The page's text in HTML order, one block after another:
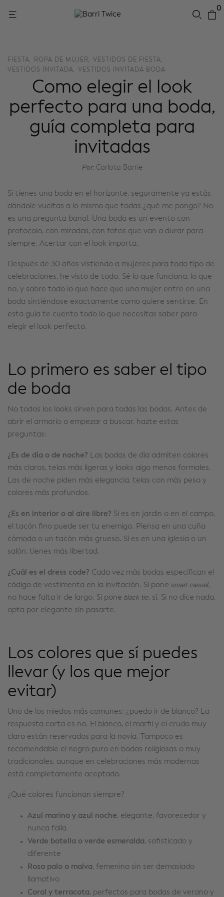
0
FIESTA ROPA DE MUJER
VESTIDOS DE FIESTA
VESTIDOS INVITADA
VESTIDOS INVITADA BODA
Como elegir el look
perfecto para una boda,
guía completa para
invitadas
Por Carlota Barrie
Si tienes una boda en el horizonte, seguramente ya estás
dándole vueltas a lo mismo que todas ¿qué me pongo? No
es una pregunta banal. Una boda es un evento con
protocolo, con miradas, con fotos que van a durar para
siempre. Acertar con el look importa.
Después de 30 años vistiendo a mujeres para todo tipo de
celebraciones, he visto de todo. Sé lo que funciona, lo que
no, y sobre todo lo que hace que una mujer entre en una
boda sintiéndose exactamente como quiere sentirse. En
esta guía te cuento todo lo que necesitas saber para
elegir el look perfecto.
Lo primero es saber el tipo
de boda
No todos los looks sirven para todas las bodas. Antes de
abrir el armario o empezar a buscar, hazte estas
preguntas:
¿Es de día o de noche? Las bodas de día admiten colores
más claros, telas más ligeras y looks algo menos formales.
Las de noche piden más elegancia, telas con más peso y
colores más profundos.
¿Es en interior o al aire libre? Si es en jardín o en el campo,
el tacón fino puede ser tu enemigo. Piensa en una cuña
cómoda o un tacón más grueso. Si es en una iglesia o un
salón, tienes más libertad.
¿Cuál es el dress code? Cada vez más bodas especifican el
código de vestimenta en la invitación. Si pone smart casual,
no hace falta ir de largo. Si pone black tie, sí. Si no dice nada,
opta por elegante sin pasarte.
Los colores que sí puedes
llevar (y los que mejor
evitar)
Uno de los miedos más comunes: ¿puedo ir de blanco? La
respuesta corta es no. El blanco, el marfil y el crudo muy
claro están reservados para la novia. Tampoco es
recomendable el negro puro en bodas religiosas o muy
tradicionales, aunque en celebraciones más modernas
está completamente aceptado.
¿Qué colores funcionan siempre?
Azul marino y azul noche, elegante, favorecedor y
nunca falla
Verde botella o verde esmeralda, sofisticado y
diferente
Rosa palo o malva, femenino sin ser demasiado
llamativo
Coral y terracota, perfectos para bodas de verano y